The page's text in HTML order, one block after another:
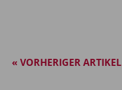
« VORHERIGER ARTIKEL